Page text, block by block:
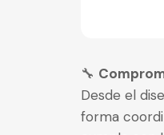
🔧
Desde el
forma